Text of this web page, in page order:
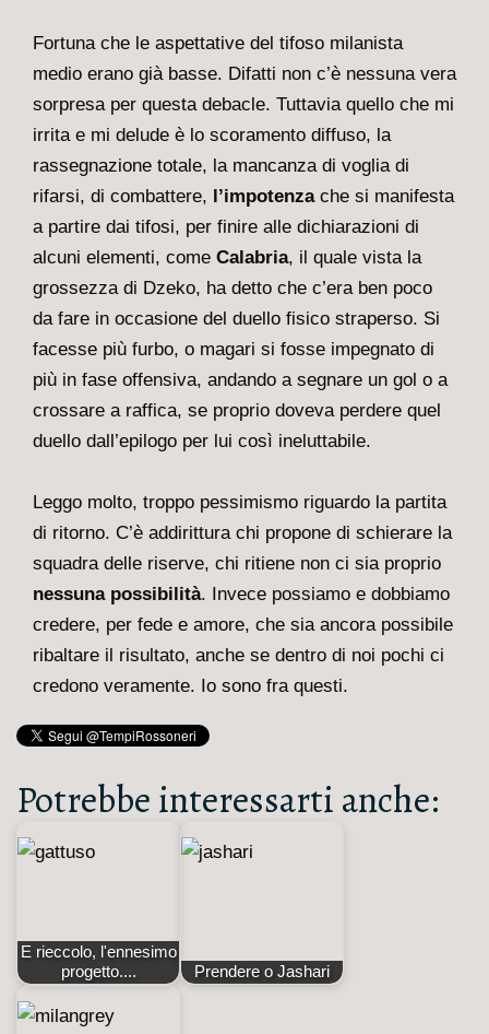
Fortuna che le aspettative del tifoso milanista
medio erano già basse. Difatti non c’è nessuna vera
sorpresa per questa debacle. Tuttavia quello che mi
irrita e mi delude è lo scoramento diffuso, la
rassegnazione totale, la mancanza di voglia di
rifarsi, di combattere, l’impotenzache si manifesta
a partire dai tifosi, per finire alle dichiarazioni di
alcuni elementi, come Calabria, il quale vista la
grossezza di Dzeko, ha detto che c’era ben poco
da fare in occasione del duello fisico straperso. Si
facesse più furbo, o magari si fosse impegnato di
più in fase offensiva, andando a segnare un gol o a
crossare a raffica, se proprio doveva perdere quel
duello dall’epilogo per lui così ineluttabile.
Leggo molto, troppo pessimismo riguardo la partita
di ritorno. C’è addirittura chi propone di schierare la
squadra delle riserve, chi ritiene non ci sia proprio
nessuna possibilità. Invece possiamo e dobbiamo
credere, per fede e amore, che sia ancora possibile
ribaltare il risultato, anche se dentro di noi pochi ci
credono veramente. Io sono fra questi.
Potrebbe interessarti anche:
E rieccolo, l'ennesimo
progetto....
Prendere o Jashari